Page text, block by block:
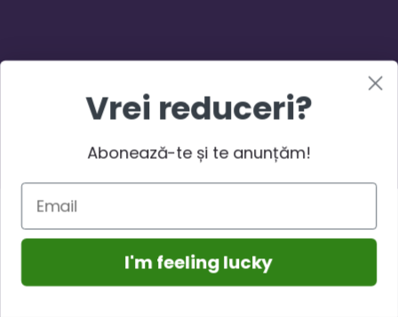
Vrei reduceri?
Abonează-te și te anunțăm!
I'm feeling lucky